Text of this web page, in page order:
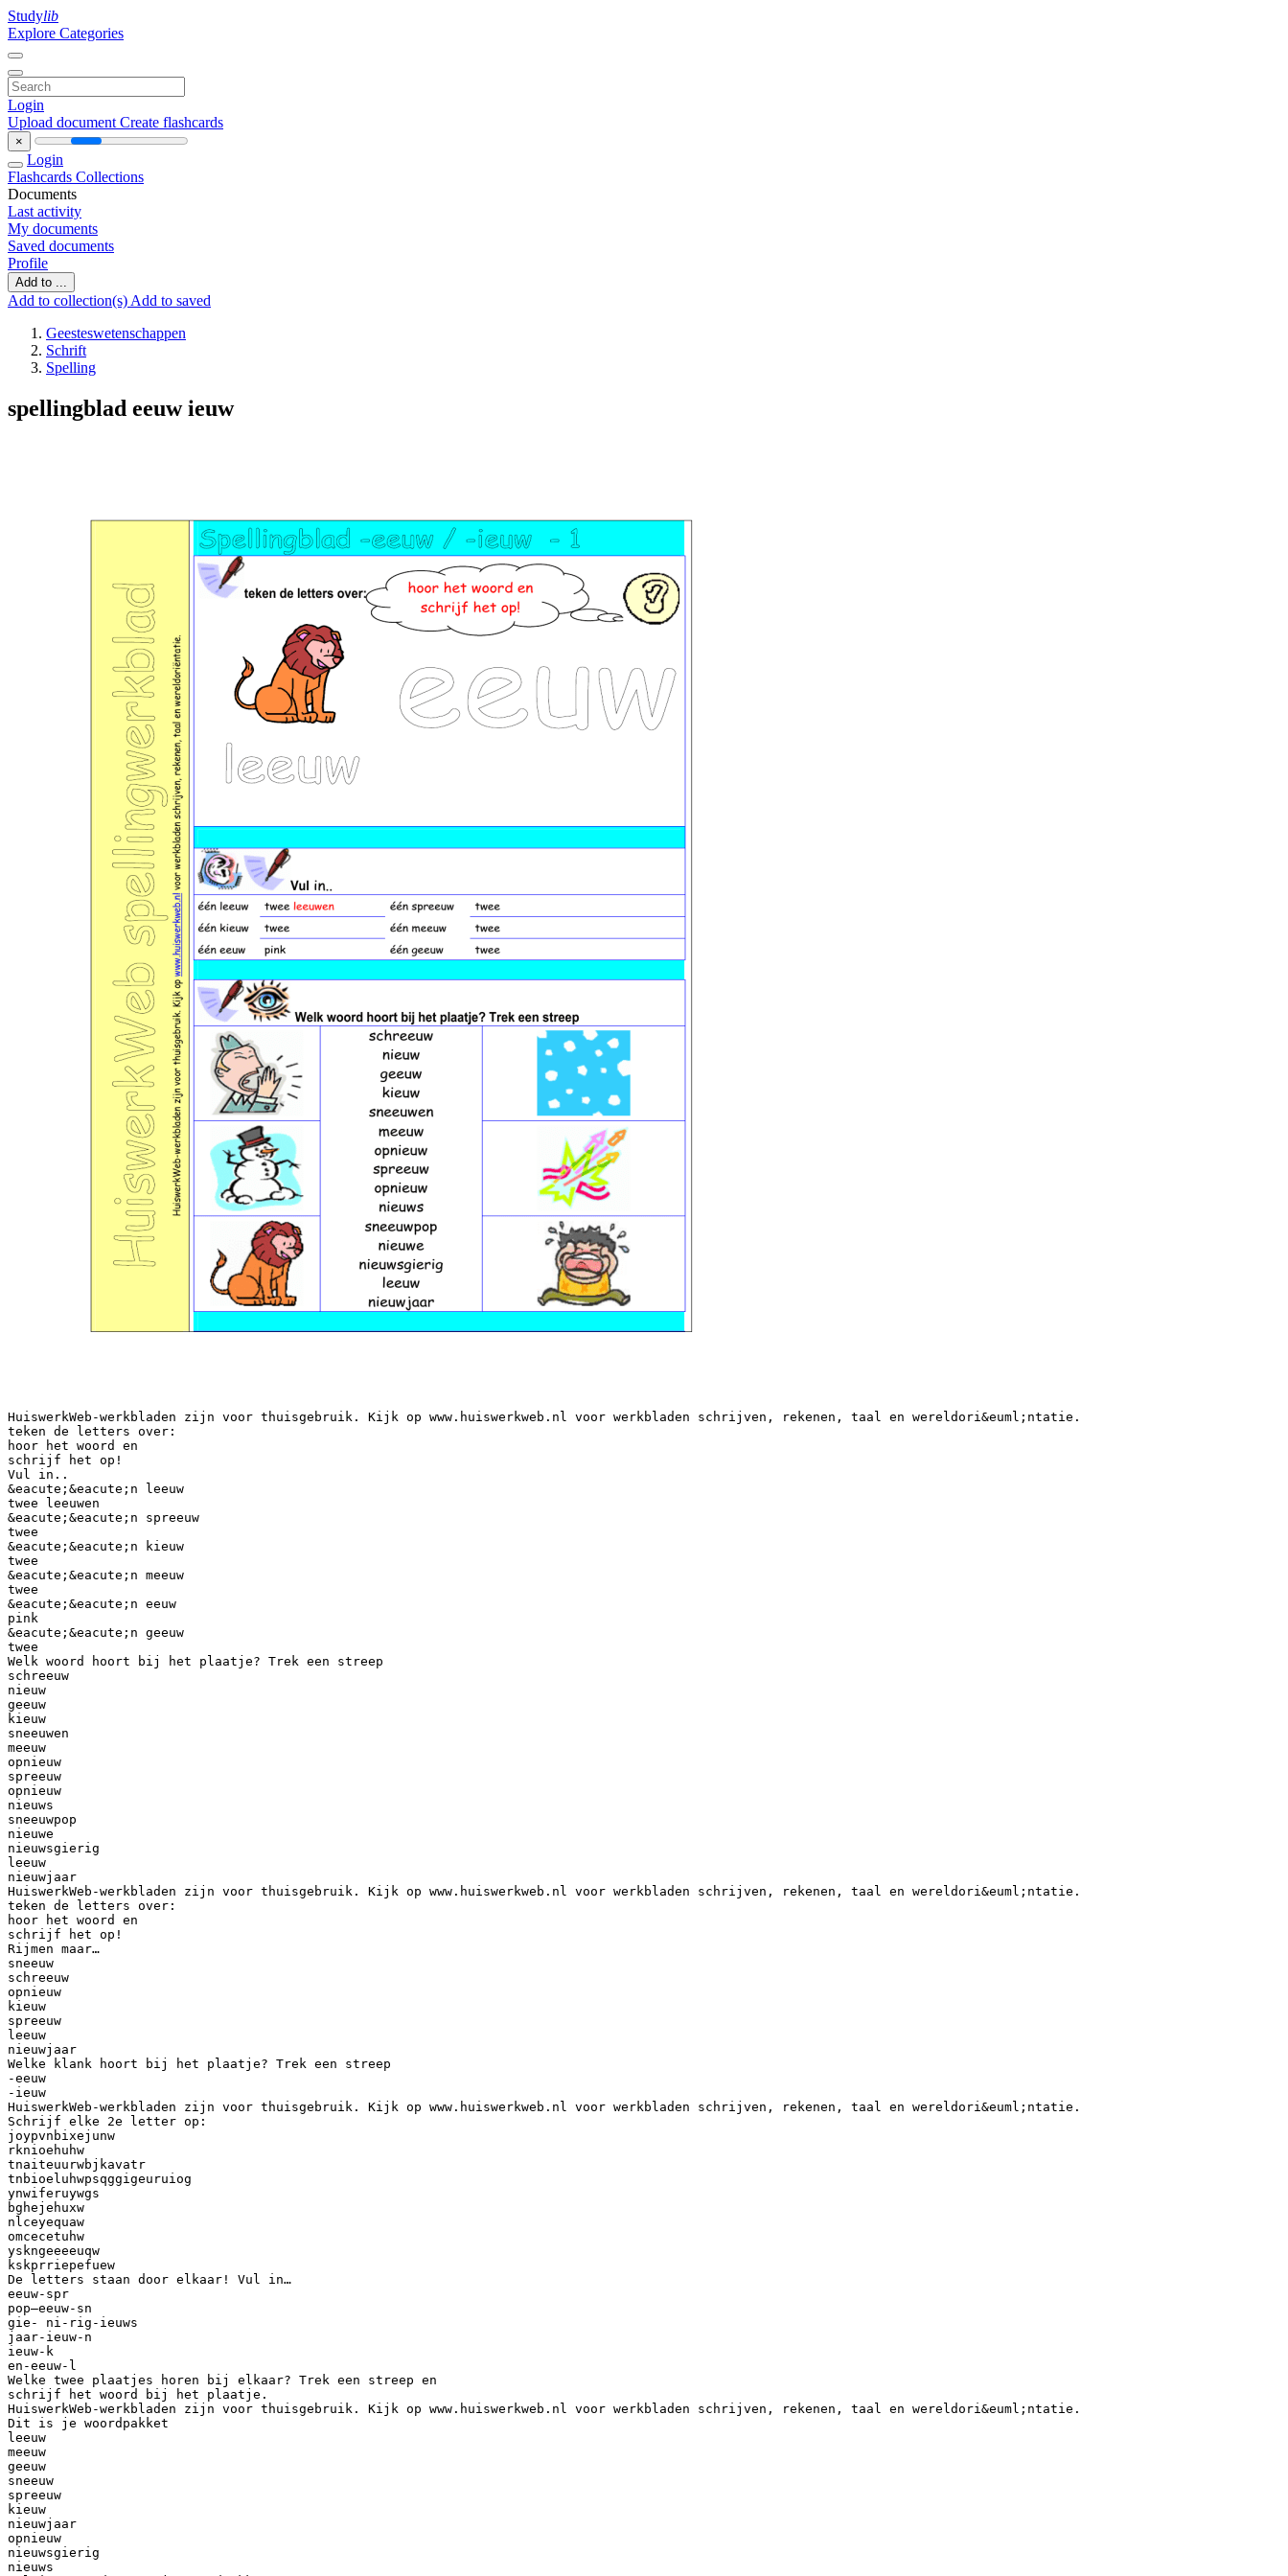
Studylib
Explore Categories
Login
Upload document Create flashcards
×
Login
Flashcards Collections
Documents
Last activity
My documents
Saved documents
Profile
Add to ...
Add to collection(s) Add to saved
Geesteswetenschappen
Schrift
Spelling
spellingblad eeuw ieuw
HuiswerkWeb-werkbladen zijn voor thuisgebruik. Kijk op www.huiswerkweb.nl voor werkbladen schrijven, rekenen, taal en wereldori&euml;ntatie.
teken de letters over:
hoor het woord en
schrijf het op!
Vul in..
&eacute;&eacute;n leeuw
twee leeuwen
&eacute;&eacute;n spreeuw
twee
&eacute;&eacute;n kieuw
twee
&eacute;&eacute;n meeuw
twee
&eacute;&eacute;n eeuw
pink
&eacute;&eacute;n geeuw
twee
Welk woord hoort bij het plaatje? Trek een streep
schreeuw
nieuw
geeuw
kieuw
sneeuwen
meeuw
opnieuw
spreeuw
opnieuw
nieuws
sneeuwpop
nieuwe
nieuwsgierig
leeuw
nieuwjaar
HuiswerkWeb-werkbladen zijn voor thuisgebruik. Kijk op www.huiswerkweb.nl voor werkbladen schrijven, rekenen, taal en wereldori&euml;ntatie.
teken de letters over:
hoor het woord en
schrijf het op!
Rijmen maar…
sneeuw
schreeuw
opnieuw
kieuw
spreeuw
leeuw
nieuwjaar
Welke klank hoort bij het plaatje? Trek een streep
-eeuw
-ieuw
HuiswerkWeb-werkbladen zijn voor thuisgebruik. Kijk op www.huiswerkweb.nl voor werkbladen schrijven, rekenen, taal en wereldori&euml;ntatie.
Schrijf elke 2e letter op:
joypvnbixejunw
rknioehuhw
tnaiteuurwbjkavatr
tnbioeluhwpsqggigeuruiog
ynwiferuywgs
bghejehuxw
nlceyequaw
omcecetuhw
yskngeeeeuqw
kskprriepefuew
De letters staan door elkaar! Vul in…
eeuw-spr
pop–eeuw-sn
gie- ni-rig-ieuws
jaar-ieuw-n
ieuw-k
en-eeuw-l
Welke twee plaatjes horen bij elkaar? Trek een streep en
schrijf het woord bij het plaatje.
HuiswerkWeb-werkbladen zijn voor thuisgebruik. Kijk op www.huiswerkweb.nl voor werkbladen schrijven, rekenen, taal en wereldori&euml;ntatie.
Dit is je woordpakket
leeuw
meeuw
geeuw
sneeuw
spreeuw
kieuw
nieuwjaar
opnieuw
nieuwsgierig
nieuws